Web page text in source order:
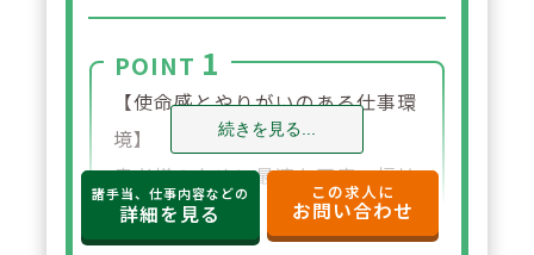
POINT 1
【使命感とやりがいのある仕事環
境】
患者様のために最適な医療・福祉
サービスを提供し、社会に貢献で
続きを見る...
諸手当、仕事内容などの
詳細を見る
この求人に
お問い合わせ